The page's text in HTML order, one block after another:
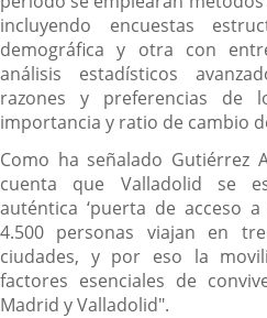
incluyendo encuestas
demográfica y otra con
análisis estadísticos
razones y preferencias de
importancia y ratio de cambio
Como ha señalado Gutiérrez
cuenta que Valladolid se
auténtica ‘puerta de acceso
4.500 personas viajan en
ciudades, y por eso la
factores esenciales de
Madrid y Valladolid".